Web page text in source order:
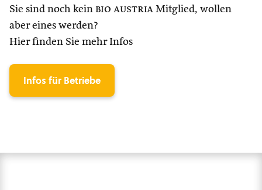
Sie sind noch kein bio austria Mitglied, wollen
aber eines werden?
Hier finden Sie mehr Infos
Infos für Betriebe